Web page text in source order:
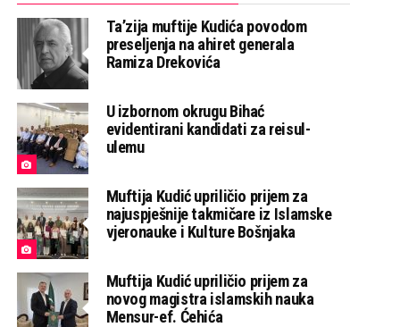
Ta’zija muftije Kudića povodom
preseljenja na ahiret generala
Ramiza Drekovića
U izbornom okrugu Bihać
evidentirani kandidati za reisul-
ulemu
Muftija Kudić upriličio prijem za
najuspješnije takmičare iz Islamske
vjeronauke i Kulture Bošnjaka
Muftija Kudić upriličio prijem za
novog magistra islamskih nauka
Mensur-ef. Ćehića